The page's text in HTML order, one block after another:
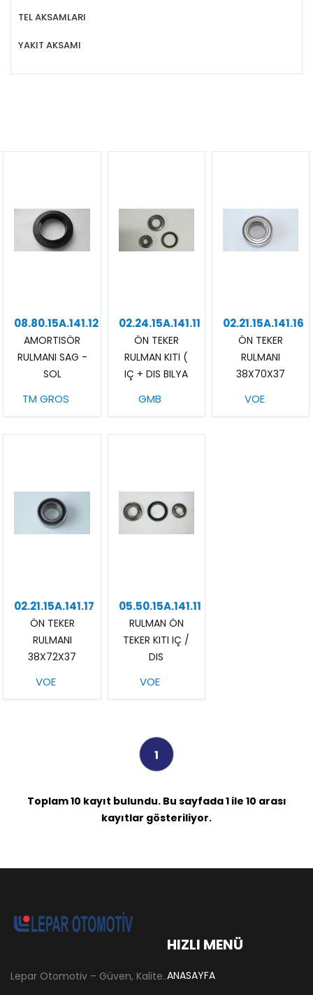
TEL AKSAMLARI
YAKIT AKSAMI
08.80.15A.141.12
AMORTISÖR
RULMANI SAG -
SOL
TM GROS
02.24.15A.141.11
ÖN TEKER
RULMAN KITI (
IÇ + DIS BILYA
GMB
02.21.15A.141.16
ÖN TEKER
RULMANI
38X70X37
VOE
02.21.15A.141.17
ÖN TEKER
RULMANI
38X72X37
VOE
05.50.15A.141.11
RULMAN ÖN
TEKER KITI IÇ /
DIS
VOE
1
Toplam 10 kayıt bulundu. Bu sayfada 1 ile 10 arası
kayıtlar gösteriliyor.
Lepar Otomotiv – Güven, Kalite ve İstikrarın Adresi Lepar Otomotiv, Türkiye’nin otomotiv yedek parça sektöründe köklü bir geçmişe sahip, yenilikçi ve öncü firmalarından biridir. 1966 yılında Hüsnü Leblebici tarafından Tokat’ta mütevazı bir girişim olarak kurulan firmamız, ilk etapta Ford kamyonları, Ford Otosan minibüsleri ve Anadol marka araçların ünite ve yedek parçalarının satışını gerçekleştirerek sektöre adım atmıştır.
HIZLI MENÜ
ANASAYFA